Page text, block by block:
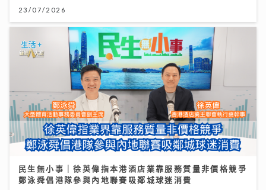
23/07/2026
民生無小事｜徐英偉指本港酒店業靠服務質量非價格競爭
鄭泳舜倡港隊參與內地聯賽吸鄰城球迷消費